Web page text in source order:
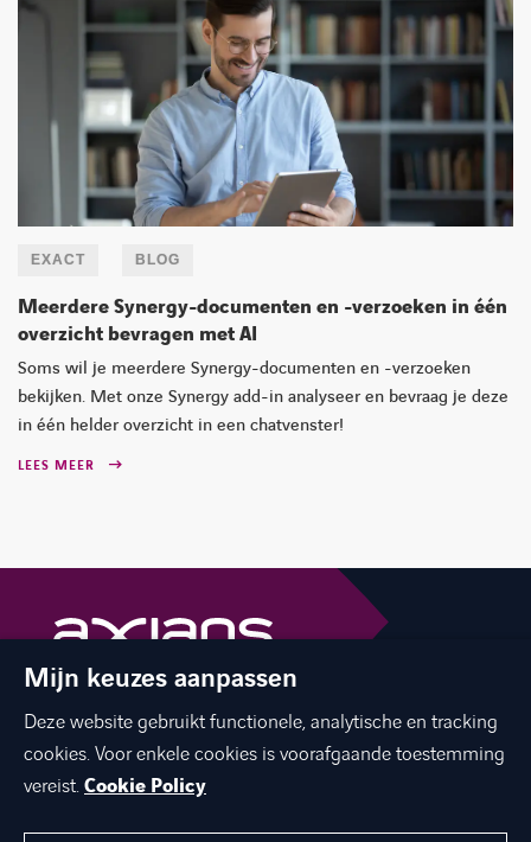
EXACT BLOG
Meerdere Synergy-documenten en -verzoeken in één
overzicht bevragen met AI
Soms wil je meerdere Synergy-documenten en -verzoeken
bekijken. Met onze Synergy add-in analyseer en bevraag je deze
in één helder overzicht in een chatvenster!
LEES MEER
The best of ICT with a human touch
linkedinyoutubefacebook
twitterinstagram
Mijn keuzes aanpassen
Deze website gebruikt functionele, analytische en tracking
cookies. Voor enkele cookies is voorafgaande toestemming
vereist.Cookie Policy